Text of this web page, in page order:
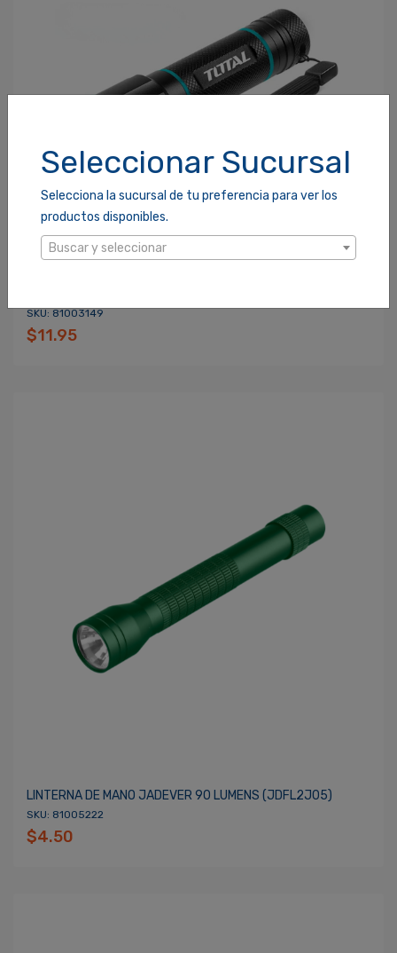
Seleccionar Sucursal
Selecciona la sucursal de tu preferencia para ver los
productos disponibles.
Buscar y seleccionar
SKU: 81003149
$11.95
LINTERNA DE MANO JADEVER 90 LUMENS (JDFL2J05)
SKU: 81005222
$4.50